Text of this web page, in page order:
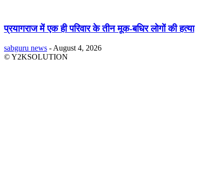
प्रयागराज में एक ही परिवार के तीन मूक-बधिर लोगों की हत्या
sabguru news - August 4, 2026
© Y2KSOLUTION